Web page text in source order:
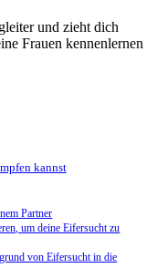
kannst
Partner
um deine Eifersucht zu
von Eifersucht in die